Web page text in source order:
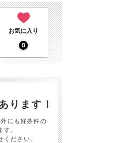
お気に入り
0
ります！
にも好条件の
。
ださい。